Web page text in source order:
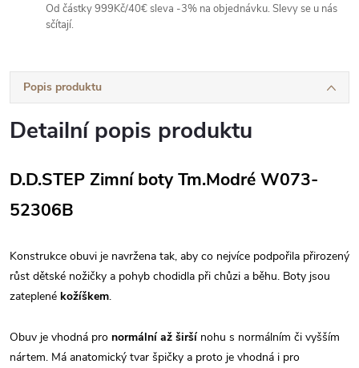
Od částky 999Kč/40€ sleva -3% na objednávku. Slevy se u nás
sčítají.
Popis produktu
Detailní popis produktu
D.D.STEP Zimní boty Tm.Modré W073-
52306B
Konstrukce obuvi je navržena tak, aby co nejvíce podpořila přirozený
růst dětské nožičky a pohyb chodidla při chůzi a běhu. Boty jsou
zateplené kožíškem.
Obuv je vhodná pro normální až širšínohu s normálním či vyšším
nártem. Má anatomický tvar špičky a proto je vhodná i pro